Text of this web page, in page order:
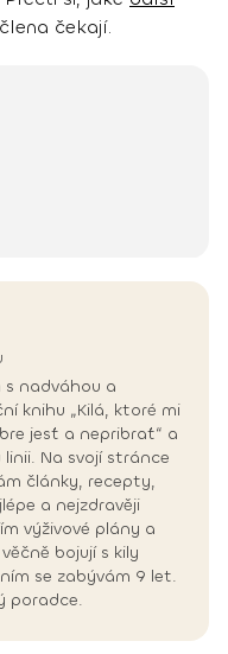
čekají.
nadváhou a
knihu „Kilá, ktoré mi
jesť a nepribrať“ a
Na svojí stránce
články, recepty,
a nejzdravěji
výživové plány a
bojují s kily
se zabývám 9 let.
poradce.